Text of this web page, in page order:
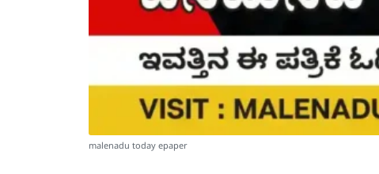
malenadu today epaper